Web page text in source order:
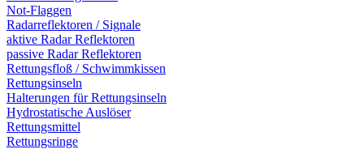
Not-Flaggen
Radarreflektoren / Signale
aktive Radar Reflektoren
passive Radar Reflektoren
Rettungsfloß / Schwimmkissen
Rettungsinseln
Halterungen für Rettungsinseln
Hydrostatische Auslöser
Rettungsmittel
Rettungsringe